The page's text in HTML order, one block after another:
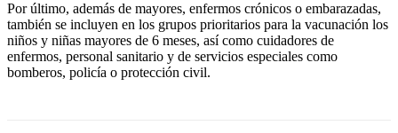
Por último, además de mayores, enfermos crónicos o embarazadas,
también se incluyen en los grupos prioritarios para la vacunación los
niños y niñas mayores de 6 meses, así como cuidadores de
enfermos, personal sanitario y de servicios especiales como
bomberos, policía o protección civil.